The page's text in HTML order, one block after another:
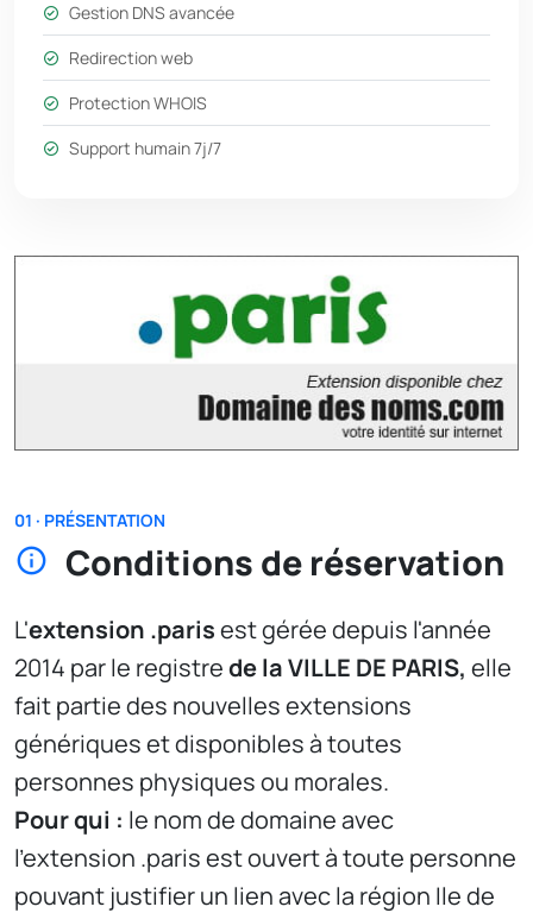
Gestion DNS avancée
Redirection web
Protection WHOIS
Support humain 7j/7
01 · PRÉSENTATION
Conditions de réservation
L'extension .parisest gérée depuis l'année
2014 par le registrede la VILLE DE PARIS, elle
fait partie des nouvelles extensions
génériques et disponibles à toutes
personnes physiques ou morales.
Pour qui : le nom de domaine avec
l'extension .paris est ouvert à toute personne
pouvant justifier un lien avec la région Ile de